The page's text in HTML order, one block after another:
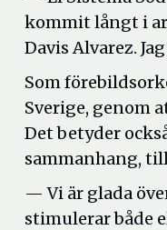
kommit långt i
Davis Alvarez.
Som
Sverige, genom
Det betyder
sammanhang,
— Vi är glada
stimulerar både